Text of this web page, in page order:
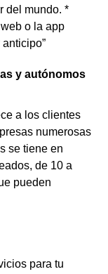
del mundo. *
o la app
y autónomos
a los clientes
numerosas
se tiene en
de 10 a
pueden
para tu